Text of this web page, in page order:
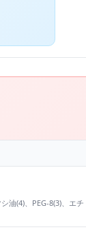
油(4)、PEG-8(3)、